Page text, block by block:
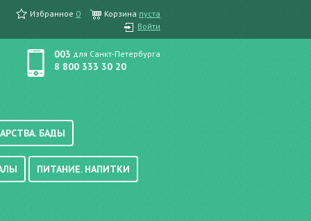
Избранное 0 Корзина пуста
Войти
003 для Санкт-Петербурга
8 800 333 30 20
краска для волос
БАДЫ
ПИТАНИЕ. НАПИТКИ